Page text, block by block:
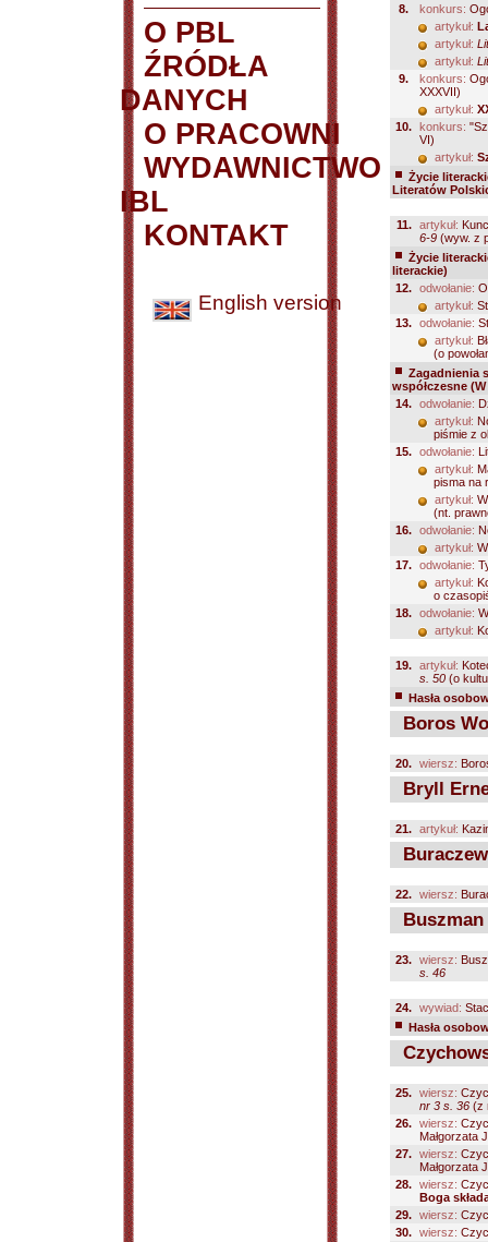
O PBL
ŹRÓDŁA
DANYCH
O PRACOWNI
WYDAWNICTWO
IBL
KONTAKT
English version
8.
konkurs:
artykuł:
artykuł:
artykuł:
9.
konkurs:
XXXVII)
artykuł:
10. konkurs:
VI)
artykuł:
Życie
Literatów
11. artykuł:
6-9 (wyw. z
Życie
literackie)
12. odwołanie:
artykuł:
13. odwołanie:
artykuł:
(o
Zagadnienia
współczesne
14. odwołanie:
artykuł:
piśmie z
15. odwołanie:
artykuł:
pisma na
artykuł:
(nt.
16. odwołanie:
artykuł:
17. odwołanie:
artykuł:
o
18. odwołanie:
artykuł:
19. artykuł:
s. 50 (o
Hasła
Boros
20. wiersz:
Bryll
21. artykuł:
22. wiersz:
23. wiersz:
s. 46
24. wywiad:
Hasła
25. wiersz:
nr 3 s. 36 (z
26. wiersz:
Małgorzata
27. wiersz:
Małgorzata
28. wiersz:
Boga
29. wiersz:
30. wiersz: